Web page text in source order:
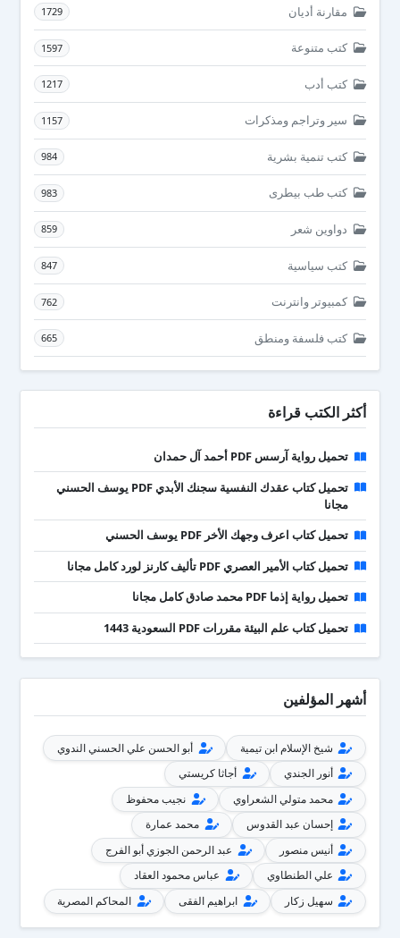
مقارنة أديان 1729
كتب متنوعة 1597
كتب أدب 1217
سير وتراجم ومذكرات 1157
كتب تنمية بشرية 984
كتب طب بيطرى 983
دواوين شعر 859
كتب سياسية 847
كمبيوتر وانترنت 762
كتب فلسفة ومنطق 665
أكثر الكتب قراءة
تحميل رواية آرسس PDF أحمد آل حمدان
تحميل كتاب عقدك النفسية سجنك الأبدي PDF يوسف الحسني
مجانا
تحميل كتاب اعرف وجهك الأخر PDF يوسف الحسني
تحميل كتاب الأمير العصري PDF تأليف كارنز لورد كامل مجانا
تحميل رواية إذما PDF محمد صادق كامل مجانا
تحميل كتاب علم البيئة مقررات PDF السعودية 1443
أشهر المؤلفين
شيخ الإسلام ابن تيمية
أبو الحسن علي الحسني الندوي
أنور الجندي
أجاثا كريستي
محمد متولي الشعراوي
نجيب محفوظ
إحسان عبد القدوس
محمد عمارة
أنيس منصور
عبد الرحمن الجوزي أبو الفرج
علي الطنطاوي
عباس محمود العقاد
سهيل زكار
ابراهيم الفقى المحاكم المصرية